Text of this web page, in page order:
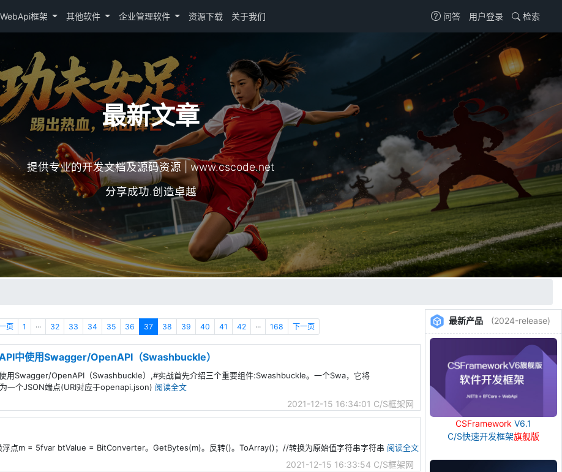
WebApi框架 其他软件 企业管理软件 资源下载 关于我们 问答 用户登录 检索
最新文章
提供专业的开发文档及源码资源 | www.cscode.net
分享成功.创造卓越
页 1 ··· 32 33 34 35 36 37 38 39 40 41 42 ··· 168 下一页
中使用Swagger/OpenAPI（Swashbuckle）
用Swagger/OpenAPI（Swashbuckle）,#实战首先介绍三个重要组件:Swashbuckle。一个Swa，它将
一个JSON端点(URI对应于openapi.json) 阅读全文
2021-12-15 16:34:01 C/S框架网
浮点m = 5fvar btValue = BitConverter。GetBytes(m)。反转()。ToArray()；//转换为原始值字符串字符串 阅读全文
2021-12-15 16:33:54 C/S框架网
最新产品 (2024-release)
CSFramework V6.1
C/S快速开发框架旗舰版